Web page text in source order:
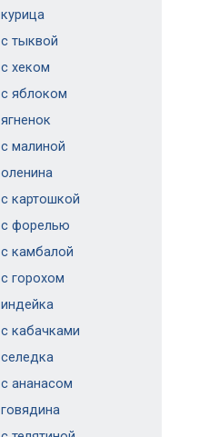
курица
с тыквой
с хеком
с яблоком
ягненок
с малиной
оленина
с картошкой
с форелью
с камбалой
с горохом
индейка
с кабачками
селедка
с ананасом
говядина